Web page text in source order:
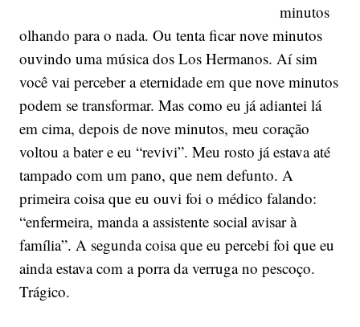
minutos
olhando para o nada. Ou tenta ficar nove minutos
ouvindo uma música dos Los Hermanos. Aí sim
você vai perceber a eternidade em que nove minutos
podem se transformar. Mas como eu já adiantei lá
em cima, depois de nove minutos, meu coração
voltou a bater e eu “revivi”. Meu rosto já estava até
tampado com um pano, que nem defunto. A
primeira coisa que eu ouvi foi o médico falando:
“enfermeira, manda a assistente social avisar à
família”. A segunda coisa que eu percebi foi que eu
ainda estava com a porra da verruga no pescoço.
Trágico.